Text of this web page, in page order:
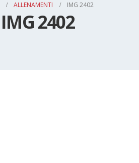
ALLENAMENTI IMG 2402
IMG 2402